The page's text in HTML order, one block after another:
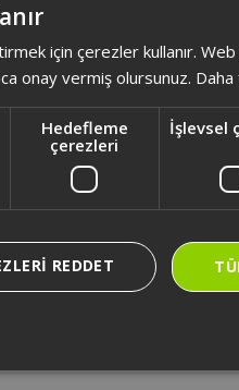
için çerezler kullanır.
onay vermiş olursunuz. Daha
Hedefleme
çerezleri
İşlevsel
REDDET